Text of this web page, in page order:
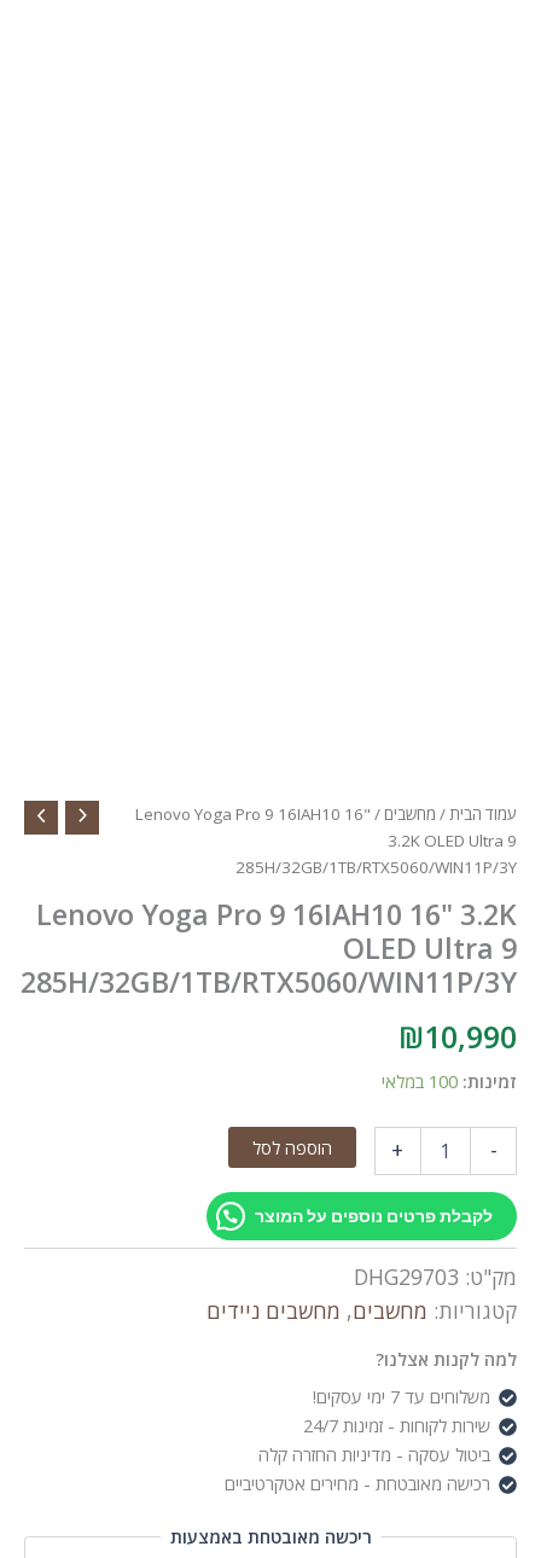
עמוד הבית/ מחשבים
/ Lenovo Yoga Pro 9 16IAH10 16"
3.2K OLED Ultra 9
285H/32GB/1TB/RTX5060/WIN11P/3Y
Lenovo Yoga Pro 9 16IAH10 16" 3.2K
OLED Ultra 9
285H/32GB/1TB/RTX5060/WIN11P/3Y
₪10,990
זמינות: 100 במלאי
-
Yoga
Pro
16IAH10
16"
3.2K
OLED
9
285H/32GB/1TB/RTX5060/WIN11P/3Y
+ הוספה לסל
לקבלת פרטים נוספים על המוצר
מק"ט: DHG29703
קטגוריות: מחשבים, מחשבים ניידים
למה לקנות אצלנו?
משלוחים עד 7 ימי עסקים!
שירות לקוחות - זמינות 24/7
ביטול עסקה - מדיניות החזרה קלה
רכישה מאובטחת - מחירים אטקרטיביים
ריכשה מאובטחת באמצעות